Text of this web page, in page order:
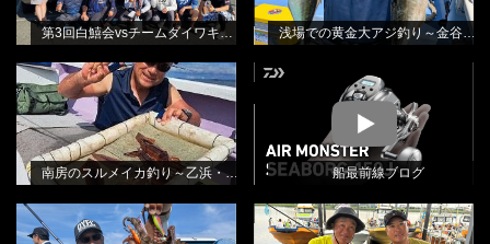
第3回白鱚会vsチームダイワキス釣り懇親会
南房のスルメイカ釣り～乙浜・しま
や丸さんから
田渕雅生
BLOG
南房のスルメイカ釣り～乙浜・しまや丸さんから
MOVIE
船最前線ブログ
消波ブロックの際を狙って・エギタ
コ釣り
BLOG
北本テスターをお招きしてのエギタ
コ釣り教室
BLOG